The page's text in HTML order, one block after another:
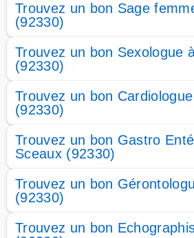
Trouvez un bon Sage
(92330)
Trouvez un bon Sexologue
(92330)
Trouvez un bon
(92330)
Trouvez un bon Gastro
Sceaux (92330)
Trouvez un bon
(92330)
Trouvez un bon